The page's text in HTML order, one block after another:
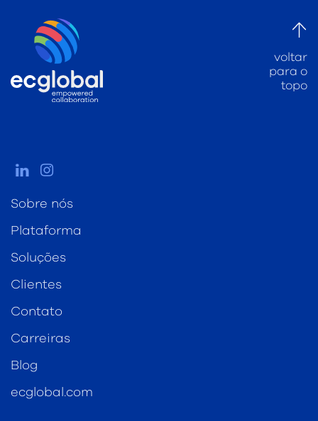
voltar
para o
topo
Sobre nós
Plataforma
Soluções
Clientes
Contato
Carreiras
Blog
ecglobal.com